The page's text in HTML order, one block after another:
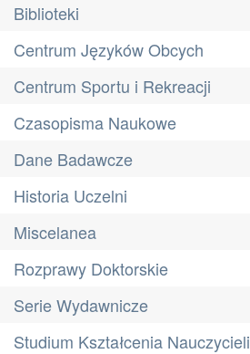
Biblioteki
Centrum Języków Obcych
Centrum Sportu i Rekreacji
Czasopisma Naukowe
Dane Badawcze
Historia Uczelni
Miscelanea
Rozprawy Doktorskie
Serie Wydawnicze
Studium Kształcenia Nauczycieli